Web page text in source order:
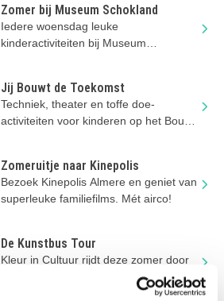
Zomer bij Museum Schokland
Iedere woensdag leuke
kinderactiviteiten bij Museum
Jij Bouwt de Toekomst
Techniek, theater en toffe doe-
activiteiten voor kinderen op het Bouw
Zomeruitje naar Kinepolis
Bezoek Kinepolis Almere en geniet van
superleuke familiefilms. Mét airco!
De Kunstbus Tour
Kleur in Cultuur rijdt deze zomer door
Almere met gratis creatieve workshops